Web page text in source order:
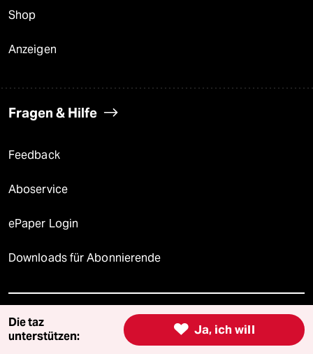
Shop
Anzeigen
Fragen & Hilfe
Feedback
Aboservice
ePaper Login
Downloads für Abonnierende
© 2026 taz Verlags und Vertriebs GmbH
Alle Rechte vorbehalten. Bei rechtlichen Fragen oder für Genehmigungen
wenden Sie sich bitte an
lizenzen@taz.de
 Ja, ich will
Die taz
unterstützen: